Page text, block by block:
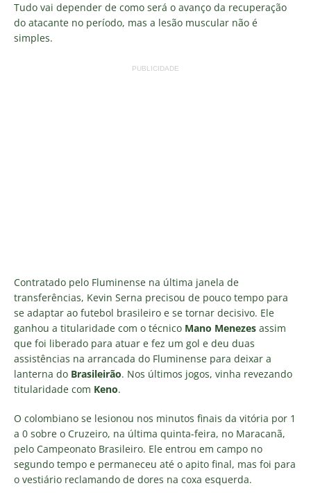
Tudo vai depender de como será o avanço da recuperação
do atacante no período, mas a lesão muscular não é
simples.
PUBLICIDADE
Contratado pelo Fluminense na última janela de
transferências, Kevin Serna precisou de pouco tempo para
se adaptar ao futebol brasileiro e se tornar decisivo. Ele
ganhou a titularidade com o técnico Mano Menezes assim
que foi liberado para atuar e fez um gol e deu duas
assistências na arrancada do Fluminense para deixar a
lanterna do Brasileirão. Nos últimos jogos, vinha revezando
titularidade com Keno.
O colombiano se lesionou nos minutos finais da vitória por 1
a 0 sobre o Cruzeiro, na última quinta-feira, no Maracanã,
pelo Campeonato Brasileiro. Ele entrou em campo no
segundo tempo e permaneceu até o apito final, mas foi para
o vestiário reclamando de dores na coxa esquerda.